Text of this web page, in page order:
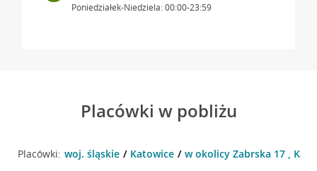
Poniedziałek-Niedziela: 00:00-23:59
Placówki w pobliżu
Placówki: woj. śląskie Katowice w okolicy Zabrska 17 ,